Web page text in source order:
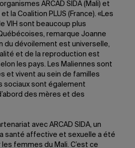
ARCAD SIDA (Mali) et
la Coalition PLUS (France). «Les
VIH sont beaucoup plus
remarque Joanne
du dévoilement est universelle,
et de la reproduction est
les pays. Les Maliennes sont
et vivent au sein de familles
sociaux sont également
des mères et des
avec ARCAD SIDA, un
santé affective et sexuelle a été
femmes du Mali. C’est ce